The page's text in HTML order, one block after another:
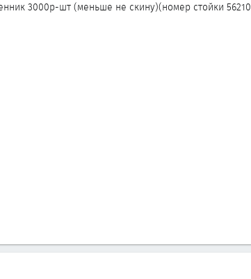
3000р-шт (меньше не скину)(номер стойки